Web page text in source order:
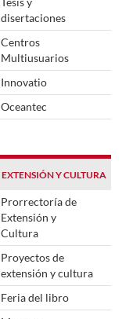
disertaciones
Centros
Multiusuarios
Innovatio
Oceantec
EXTENSIÓN Y CULTURA
Prorrectoría de
Extensión y
Cultura
Proyectos de
extensión y cultura
Feria del libro